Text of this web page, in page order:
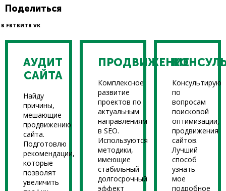
Поделиться
В FBТВИТ В VK
АУДИТ
САЙТА
Найду
причины,
мешающие
продвижению
сайта.
Подготовлю
рекомендации,
которые
позволят
увеличить
ПРОДВИЖЕНИЕ
Комплексное
развитие
проектов по
актуальным
направлениям
в SEO.
Используются
методики,
имеющие
стабильный
долгосрочный
эффект
Консультирую
по
вопросам
поисковой
оптимизации,
продвижения
сайтов.
Лучший
способ
узнать
мое
подробное